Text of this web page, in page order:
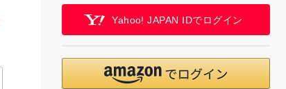
Yahoo! JAPAN IDでログイン